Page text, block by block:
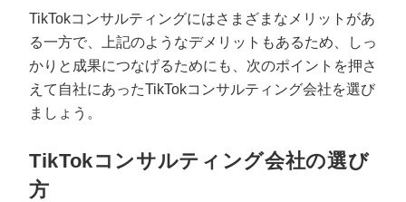
TikTokコンサルティングにはさまざまなメリットがあ
る一方で、上記のようなデメリットもあるため、しっ
かりと成果につなげるためにも、次のポイントを押さ
えて自社にあったTikTokコンサルティング会社を選び
ましょう。
TikTokコンサルティング会社の選び
方